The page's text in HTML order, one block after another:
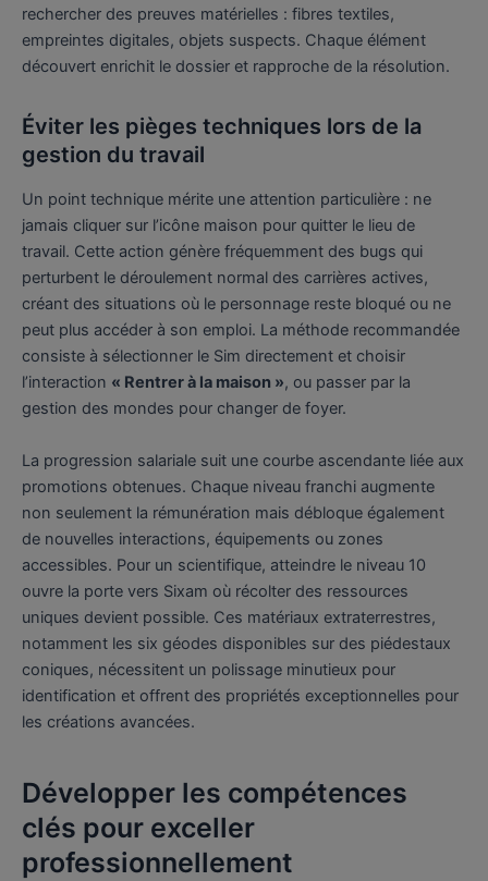
rechercher des preuves matérielles : fibres textiles,
empreintes digitales, objets suspects. Chaque élément
découvert enrichit le dossier et rapproche de la résolution.
Éviter les pièges techniques lors de la
gestion du travail
Un point technique mérite une attention particulière : ne
jamais cliquer sur l’icône maison pour quitter le lieu de
travail. Cette action génère fréquemment des bugs qui
perturbent le déroulement normal des carrières actives,
créant des situations où le personnage reste bloqué ou ne
peut plus accéder à son emploi. La méthode recommandée
consiste à sélectionner le Sim directement et choisir
l’interaction « Rentrer à la maison », ou passer par la
gestion des mondes pour changer de foyer.
La progression salariale suit une courbe ascendante liée aux
promotions obtenues. Chaque niveau franchi augmente
non seulement la rémunération mais débloque également
de nouvelles interactions, équipements ou zones
accessibles. Pour un scientifique, atteindre le niveau 10
ouvre la porte vers Sixam où récolter des ressources
uniques devient possible. Ces matériaux extraterrestres,
notamment les six géodes disponibles sur des piédestaux
coniques, nécessitent un polissage minutieux pour
identification et offrent des propriétés exceptionnelles pour
les créations avancées.
Développer les compétences
clés pour exceller
professionnellement